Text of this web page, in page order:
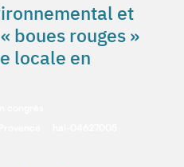
et
boues rouges »
locale en